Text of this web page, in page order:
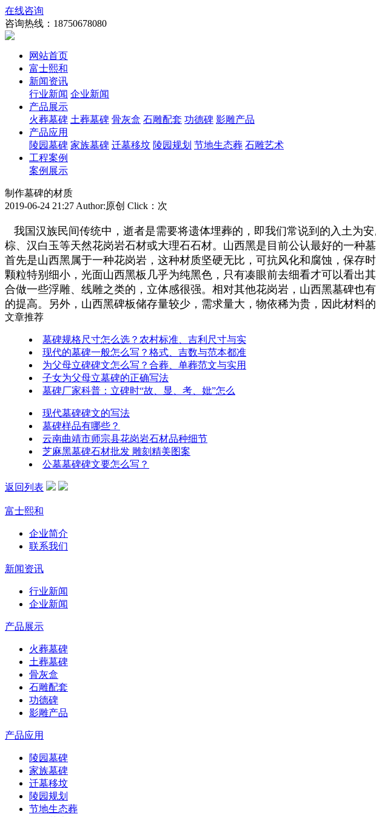
在线咨询
咨询热线： 18750678080
网站首页
富士熙和
新闻资讯
行业新闻 企业新闻
产品展示
火葬墓碑 土葬墓碑 骨灰盒 石雕配套 功德碑 影雕产品
产品应用
陵园墓碑 家族墓碑 迁墓移坟 陵园规划 节地生态葬 石雕艺术
工程案例
案例展示
制作墓碑的材质
2019-06-24 21:27 Author:原创 Click： 次
我国汉族民间传统中，逝者是需要将遗体埋葬的，即我们常说到的入土为
棕、汉白玉等天然花岗岩石材或大理石石材。山西黑是目前公认最好的一种
首先是山西黑属于一种花岗岩，这种材质坚硬无比，可抗风化和腐蚀，保存
颗粒特别细小，光面山西黑板几乎为纯黑色，只有凑眼前去细看才可以看出
合做一些浮雕、线雕之类的，立体感很强。相对其他花岗岩，山西黑墓碑也
的提高。另外，山西黑碑板储存量较少，需求量大，物依稀为贵，因此材料
文章推荐
墓碑规格尺寸怎么选？农村标准、吉利尺寸与实
现代的墓碑一般怎么写？格式、吉数与范本都准
为父母立碑碑文怎么写？合葬、单葬范文与实用
子女为父母立墓碑的正确写法
墓碑厂家科普：立碑时“故、显、考、妣”怎么
现代墓碑碑文的写法
墓碑样品有哪些？
云南曲靖市师宗县花岗岩石材品种细节
芝麻黑墓碑石材批发 雕刻精美图案
公墓墓碑碑文要怎么写？
返回列表
富士熙和
企业简介
联系我们
新闻资讯
行业新闻
企业新闻
产品展示
火葬墓碑
土葬墓碑
骨灰盒
石雕配套
功德碑
影雕产品
产品应用
陵园墓碑
家族墓碑
迁墓移坟
陵园规划
节地生态葬